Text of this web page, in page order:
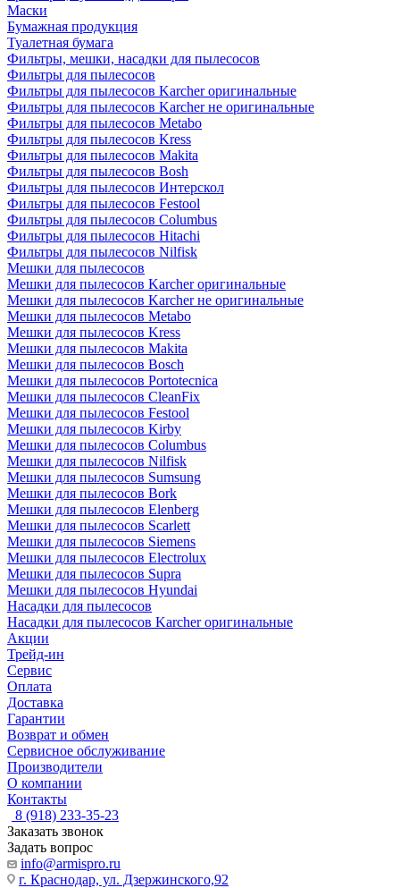
Маски
Бумажная продукция
Туалетная бумага
Фильтры, мешки, насадки для пылесосов
Фильтры для пылесосов
Фильтры для пылесосов Karcher оригинальные
Фильтры для пылесосов Karcher не оригинальные
Фильтры для пылесосов Metabo
Фильтры для пылесосов Kress
Фильтры для пылесосов Makita
Фильтры для пылесосов Bosh
Фильтры для пылесосов Интерскол
Фильтры для пылесосов Festool
Фильтры для пылесосов Columbus
Фильтры для пылесосов Hitachi
Фильтры для пылесосов Nilfisk
Мешки для пылесосов
Мешки для пылесосов Karcher оригинальные
Мешки для пылесосов Karcher не оригинальные
Мешки для пылесосов Metabo
Мешки для пылесосов Kress
Мешки для пылесосов Makita
Мешки для пылесосов Bosch
Мешки для пылесосов Portotecnica
Мешки для пылесосов CleanFix
Мешки для пылесосов Festool
Мешки для пылесосов Kirby
Мешки для пылесосов Columbus
Мешки для пылесосов Nilfisk
Мешки для пылесосов Sumsung
Мешки для пылесосов Bork
Мешки для пылесосов Elenberg
Мешки для пылесосов Scarlett
Мешки для пылесосов Siemens
Мешки для пылесосов Electrolux
Мешки для пылесосов Supra
Мешки для пылесосов Hyundai
Насадки для пылесосов
Насадки для пылесосов Karcher оригинальные
Акции
Трейд-ин
Сервис
Оплата
Доставка
Гарантии
Возврат и обмен
Сервисное обслуживание
Производители
О компании
Контакты
8 (918) 233-35-23
Заказать звонок
Задать вопрос
info@armispro.ru
г. Краснодар, ул. Дзержинского,92